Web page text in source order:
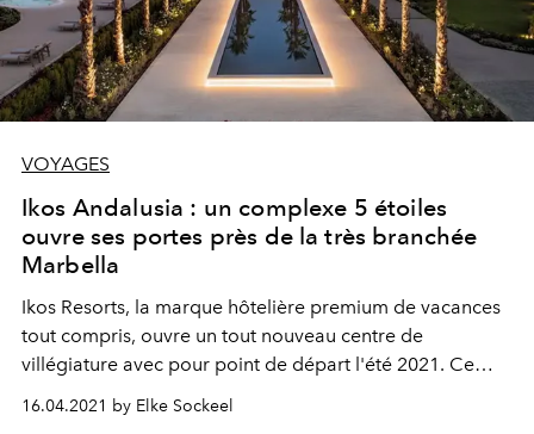
VOYAGES
Ikos Andalusia : un complexe 5 étoiles
ouvre ses portes près de la très branchée
Marbella
Ikos Resorts, la marque hôtelière premium de vacances
tout compris, ouvre un tout nouveau centre de
villégiature avec pour point de départ l'été 2021. Ce
nouveau complexe cinq étoiles est la cinquième
acquisition du groupe, la première en dehors de la
16.04.2021 by Elke Sockeel